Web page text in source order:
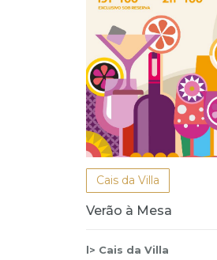
Cais da Villa
Verão à Mesa
l> Cais da Villa